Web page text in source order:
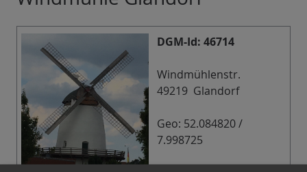
DGM-Id: 46714
Windmühlenstr.
49219 Glandorf
Geo: 52.084820 /
7.998725